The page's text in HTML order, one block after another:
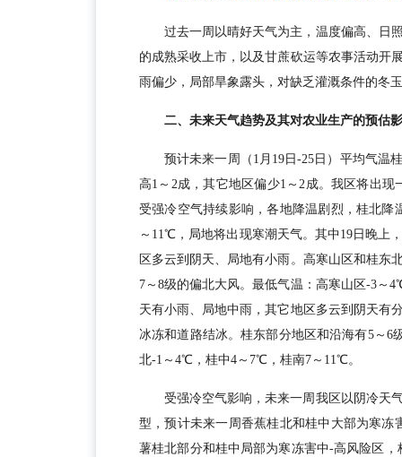
过去一周以晴好天气为主，温度偏高、日
的成熟采收上市，以及甘蔗砍运等农事活动开
雨偏少，局部旱象露头，对缺乏灌溉条件的冬
二、未来天气趋势及其对农业生产的预估
预计未来一周（1月19日-25日）平均气温
高1～2成，其它地区偏少1～2成。我区将出
受强冷空气持续影响，各地降温剧烈，桂北
～11℃，局地将出现寒潮天气。其中19日晚上
区多云到阴天、局地有小雨。高寒山区和桂东
7～8级的偏北大风。最低气温：高寒山区-3
天有小雨、局地中雨，其它地区多云到阴天有
冰冻和道路结冰。桂东部分地区和沿海有5～
北-1～4℃，桂中4～7℃，桂南7～11℃。
受强冷空气影响，未来一周我区以阴冷天
型，预计未来一周香蕉桂北和桂中大部为寒
薯桂北部分和桂中局部为寒冻害中-高风险区